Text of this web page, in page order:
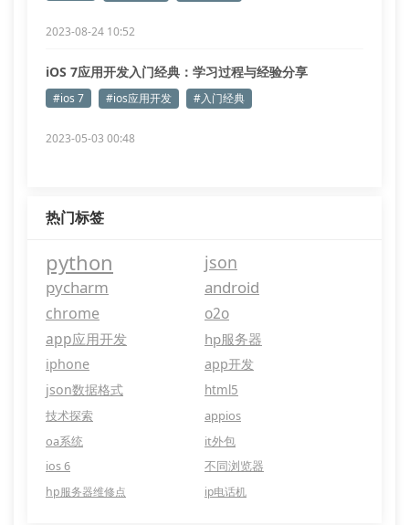
2023-08-24 10:52
iOS 7应用开发入门经典：学习过程与经验分享
#ios 7 #ios应用开发 #入门经典
2023-05-03 00:48
热门标签
python json
pycharm android
chrome
o2o
app应用开发
hp服务器
iphone
app开发
json数据格式
html5
技术探索
appios
oa系统
it外包
ios 6
不同浏览器
hp服务器维修点
ip电话机